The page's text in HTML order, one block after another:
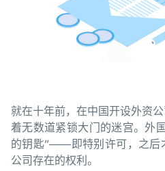
就在十年前，在中国开设外资
着无数道紧锁大门的迷宫。外
的钥匙”——即特别许可，之后
公司存在的权利。